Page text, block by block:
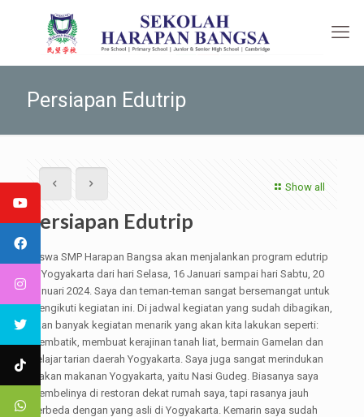
Persiapan Edutrip
Show all
Persiapan Edutrip
Siswa SMP Harapan Bangsa akan menjalankan program edutrip
di Yogyakarta dari hari Selasa, 16 Januari sampai hari Sabtu, 20
Januari 2024. Saya dan teman-teman sangat bersemangat untuk
mengikuti kegiatan ini. Di jadwal kegiatan yang sudah dibagikan,
akan banyak kegiatan menarik yang akan kita lakukan seperti:
membatik, membuat kerajinan tanah liat, bermain Gamelan dan
belajar tarian daerah Yogyakarta. Saya juga sangat merindukan
makan makanan Yogyakarta, yaitu Nasi Gudeg. Biasanya saya
membelinya di restoran dekat rumah saya, tapi rasanya jauh
berbeda dengan yang asli di Yogyakarta. Kemarin saya sudah